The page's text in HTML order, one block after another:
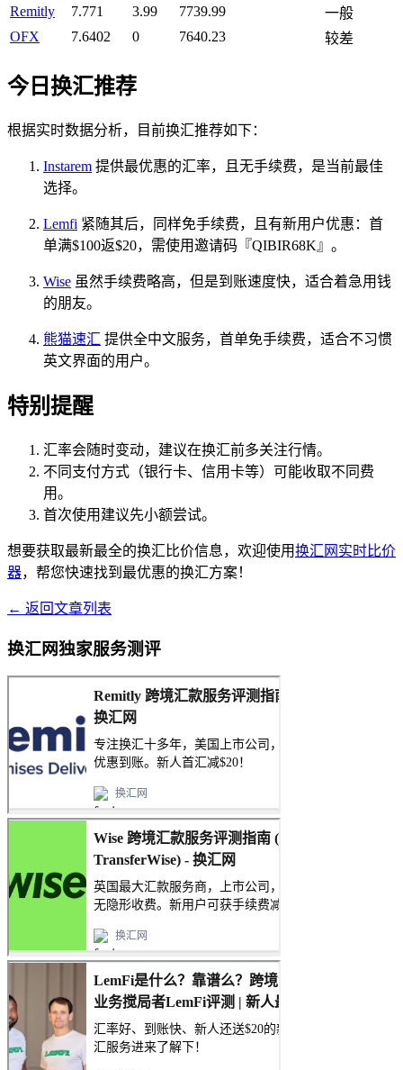
Remitly
7.771 3.99 7739.99
一般
OFX
7.6402 0 7640.23 较差
今日换汇推荐
根据实时数据分析，目前换汇推荐如下：
Instarem 提供最优惠的汇率，且无手续费，是当前最佳
选择。
Lemfi 紧随其后，同样免手续费，且有新用户优惠：首
单满$100返$20，需使用邀请码『QIBIR68K』。
Wise 虽然手续费略高，但是到账速度快，适合着急用钱
的朋友。
熊猫速汇 提供全中文服务，首单免手续费，适合不习惯
英文界面的用户。
特别提醒
汇率会随时变动，建议在换汇前多关注行情。
不同支付方式（银行卡、信用卡等）可能收取不同费
用。
首次使用建议先小额尝试。
想要获取最新最全的换汇比价信息，欢迎使用换汇网实时比价
器，帮您快速找到最优惠的换汇方案！
← 返回文章列表
换汇网独家服务测评